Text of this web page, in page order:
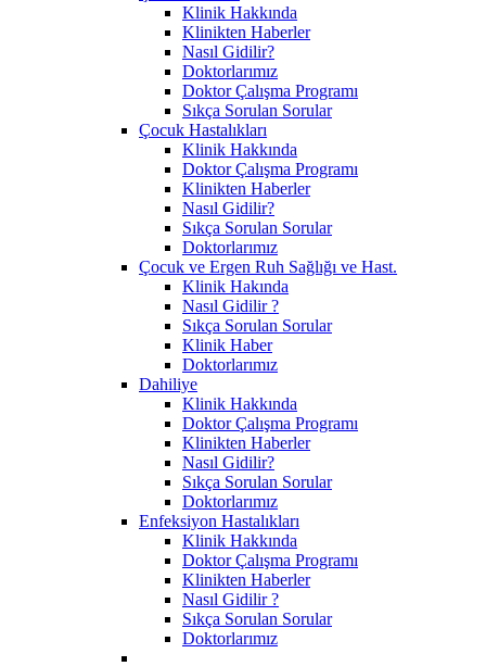
Klinik Hakkında
Klinikten Haberler
Nasıl Gidilir?
Doktorlarımız
Doktor Çalışma Programı
Sıkça Sorulan Sorular
Çocuk Hastalıkları
Klinik Hakkında
Doktor Çalışma Programı
Klinikten Haberler
Nasıl Gidilir?
Sıkça Sorulan Sorular
Doktorlarımız
Çocuk ve Ergen Ruh Sağlığı ve Hast.
Klinik Hakında
Nasıl Gidilir ?
Sıkça Sorulan Sorular
Klinik Haber
Doktorlarımız
Dahiliye
Klinik Hakkında
Doktor Çalışma Programı
Klinikten Haberler
Nasıl Gidilir?
Sıkça Sorulan Sorular
Doktorlarımız
Enfeksiyon Hastalıkları
Klinik Hakkında
Doktor Çalışma Programı
Klinikten Haberler
Nasıl Gidilir ?
Sıkça Sorulan Sorular
Doktorlarımız